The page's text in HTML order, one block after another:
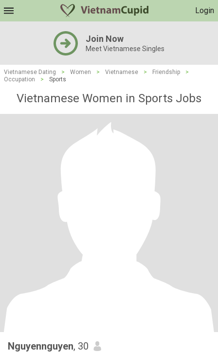
Login
Join Now
Meet Vietnamese Singles
Vietnamese Dating > Women > Vietnamese > Friendship
>
Occupation
> Sports
Vietnamese Women in Sports Jobs
Nguyennguyen, 30